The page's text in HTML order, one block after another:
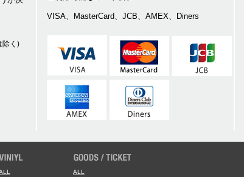
除く)
VISA、MasterCard、JCB、AMEX、Diners
ALL